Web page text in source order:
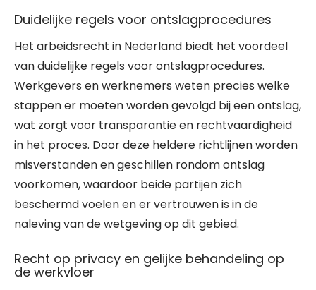
Duidelijke regels voor ontslagprocedures
Het arbeidsrecht in Nederland biedt het voordeel
van duidelijke regels voor ontslagprocedures.
Werkgevers en werknemers weten precies welke
stappen er moeten worden gevolgd bij een ontslag,
wat zorgt voor transparantie en rechtvaardigheid
in het proces. Door deze heldere richtlijnen worden
misverstanden en geschillen rondom ontslag
voorkomen, waardoor beide partijen zich
beschermd voelen en er vertrouwen is in de
naleving van de wetgeving op dit gebied.
Recht op privacy en gelijke behandeling op
de werkvloer